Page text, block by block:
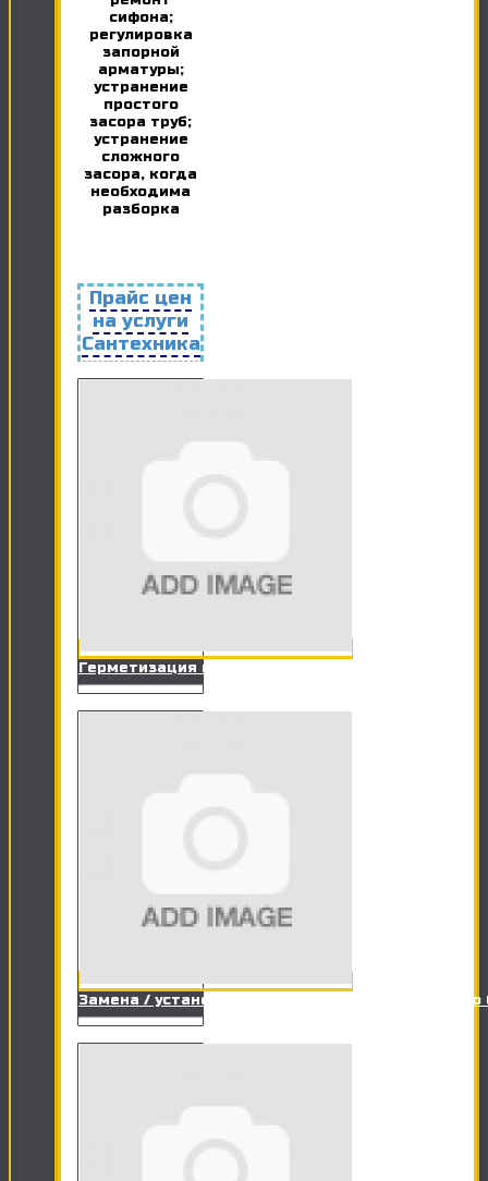
сифона;
регулировка
запорной
арматуры;
устранение
простого
засора труб;
устранение
сложного
засора, когда
необходима
разборка
Прайс цен
на услуги
Сантехника
Герметизация ванны
Замена / установка заливного клапана сливного